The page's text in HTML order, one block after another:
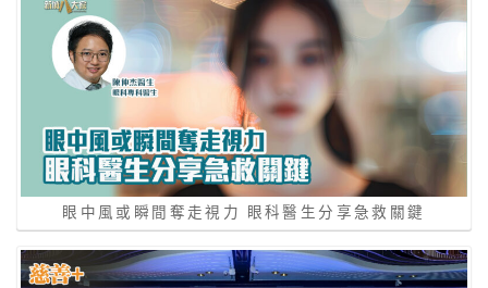
眼中風或瞬間奪走視力 眼科醫生分享急救關鍵